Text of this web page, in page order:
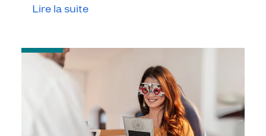
besoin de mesures anatomiques,
Lire la suite
-
L'importance
l'ophtalmologiste